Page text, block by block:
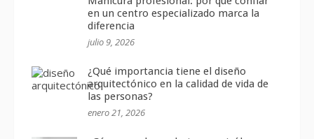
en un centro especializado marca la
diferencia
julio 9, 2026
¿Qué importancia tiene el diseño
arquitectónico en la calidad de vida de
las personas?
enero 21, 2026